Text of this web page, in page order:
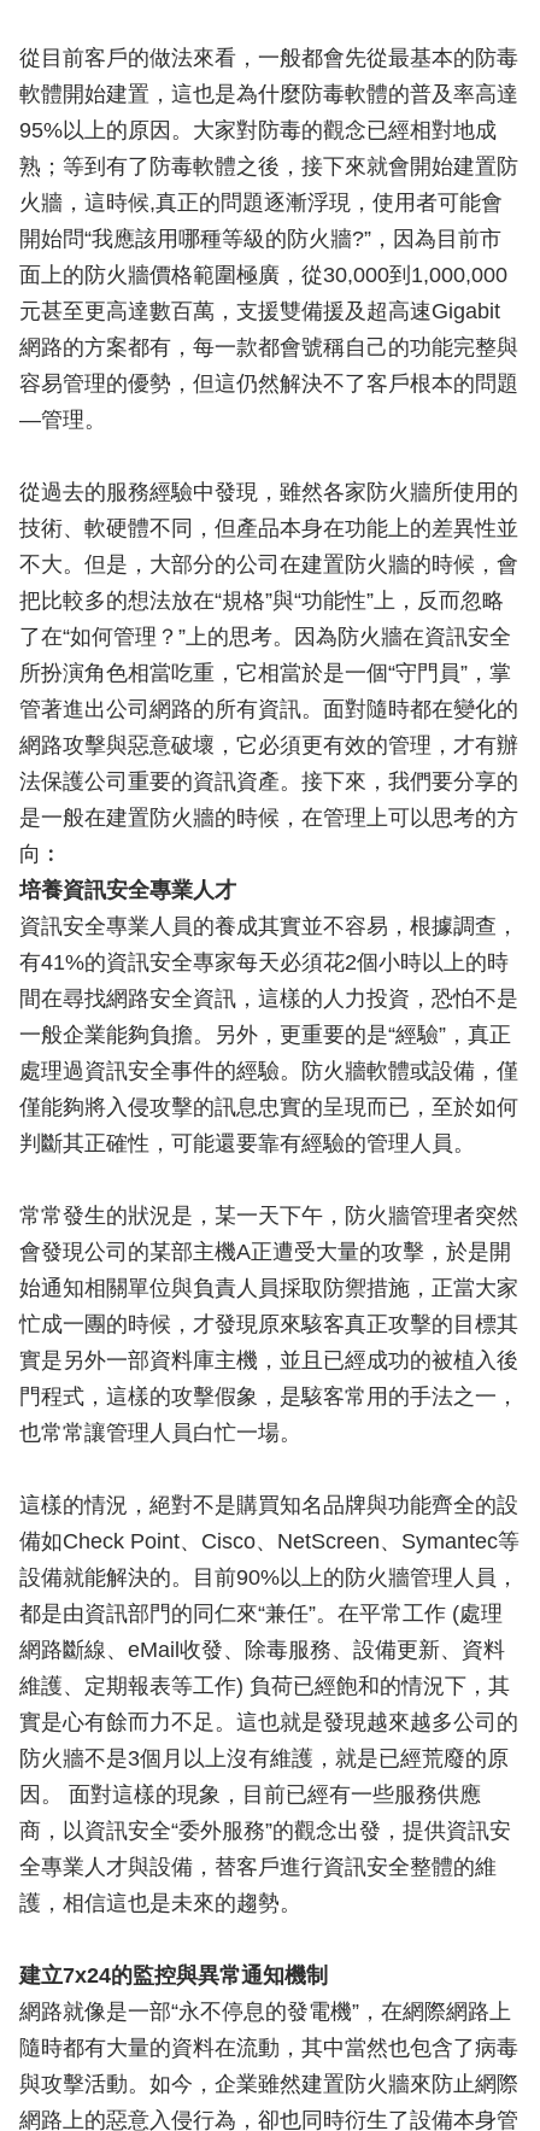
從目前客戶的做法來看，一般都會先從最基本的防毒
軟體開始建置，這也是為什麼防毒軟體的普及率高達
95%以上的原因。大家對防毒的觀念已經相對地成
熟；等到有了防毒軟體之後，接下來就會開始建置防
火牆，這時候,真正的問題逐漸浮現，使用者可能會
開始問“我應該用哪種等級的防火牆?”，因為目前市
面上的防火牆價格範圍極廣，從30,000到1,000,000
元甚至更高達數百萬，支援雙備援及超高速Gigabit
網路的方案都有，每一款都會號稱自己的功能完整與
容易管理的優勢，但這仍然解決不了客戶根本的問題
—管理。
從過去的服務經驗中發現，雖然各家防火牆所使用的
技術、軟硬體不同，但產品本身在功能上的差異性並
不大。但是，大部分的公司在建置防火牆的時候，會
把比較多的想法放在“規格”與“功能性”上，反而忽略
了在“如何管理？”上的思考。因為防火牆在資訊安全
所扮演角色相當吃重，它相當於是一個“守門員”，掌
管著進出公司網路的所有資訊。面對隨時都在變化的
網路攻擊與惡意破壞，它必須更有效的管理，才有辦
法保護公司重要的資訊資產。接下來，我們要分享的
是一般在建置防火牆的時候，在管理上可以思考的方
向︰
培養資訊安全專業人才
資訊安全專業人員的養成其實並不容易，根據調查，
有41%的資訊安全專家每天必須花2個小時以上的時
間在尋找網路安全資訊，這樣的人力投資，恐怕不是
一般企業能夠負擔。另外，更重要的是“經驗”，真正
處理過資訊安全事件的經驗。防火牆軟體或設備，僅
僅能夠將入侵攻擊的訊息忠實的呈現而已，至於如何
判斷其正確性，可能還要靠有經驗的管理人員。
常常發生的狀況是，某一天下午，防火牆管理者突然
會發現公司的某部主機A正遭受大量的攻擊，於是開
始通知相關單位與負責人員採取防禦措施，正當大家
忙成一團的時候，才發現原來駭客真正攻擊的目標其
實是另外一部資料庫主機，並且已經成功的被植入後
門程式，這樣的攻擊假象，是駭客常用的手法之一，
也常常讓管理人員白忙一場。
這樣的情況，絕對不是購買知名品牌與功能齊全的設
備如Check Point、Cisco、NetScreen、Symantec等
設備就能解決的。目前90%以上的防火牆管理人員，
都是由資訊部門的同仁來“兼任”。在平常工作 (處理
網路斷線、eMail收發、除毒服務、設備更新、資料
維護、定期報表等工作) 負荷已經飽和的情況下，其
實是心有餘而力不足。這也就是發現越來越多公司的
防火牆不是3個月以上沒有維護，就是已經荒廢的原
因。 面對這樣的現象，目前已經有一些服務供應
商，以資訊安全“委外服務”的觀念出發，提供資訊安
全專業人才與設備，替客戶進行資訊安全整體的維
護，相信這也是未來的趨勢。
建立7x24的監控與異常通知機制
網路就像是一部“永不停息的發電機”，在網際網路上
隨時都有大量的資料在流動，其中當然也包含了病毒
與攻擊活動。如今，企業雖然建置防火牆來防止網際
網路上的惡意入侵行為，卻也同時衍生了設備本身管